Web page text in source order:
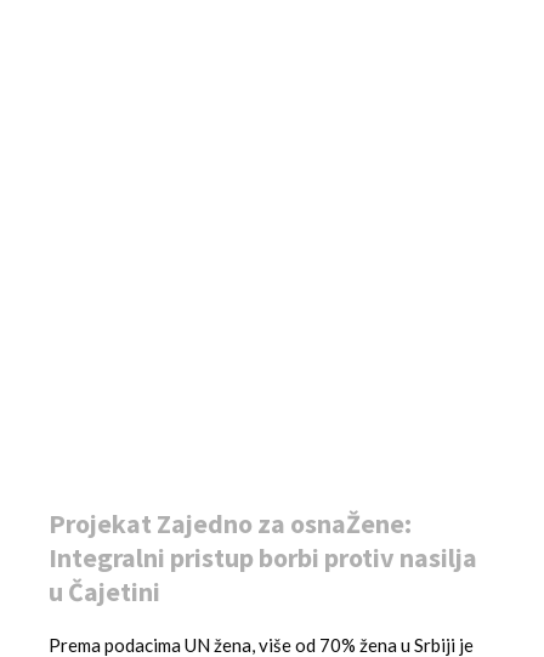
Projekat Zajedno za osnaŽene:
Integralni pristup borbi protiv nasilja
u Čajetini
Prema podacima UN žena, više od 70% žena u Srbiji je